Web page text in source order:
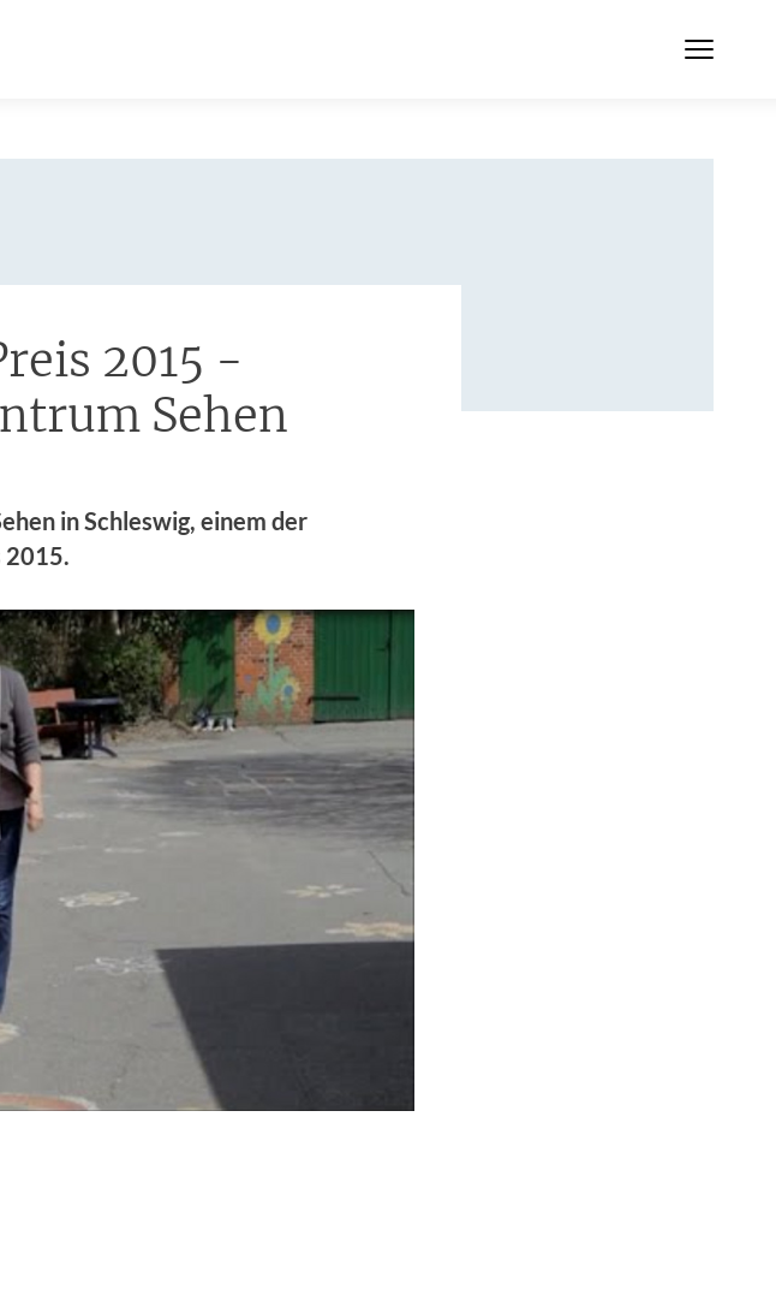
2015 -
Sehen
in Schleswig, einem der
2015.